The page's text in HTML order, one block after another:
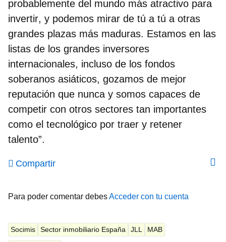
probablemente del mundo más atractivo para
invertir, y podemos mirar de tú a tú a otras
grandes plazas más maduras. Estamos en las
listas de los grandes inversores
internacionales, incluso de los fondos
soberanos asiáticos, gozamos de mejor
reputación que nunca y somos capaces de
competir con otros sectores tan importantes
como el tecnológico por traer y retener
talento”.
Compartir
Para poder comentar debesAcceder con tu cuenta
Socimis Sector inmobiliario España JLL MAB